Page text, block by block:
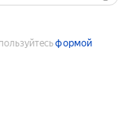
формой